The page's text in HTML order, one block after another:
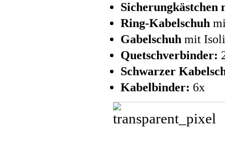
Sicherungkästchen
Ring-Kabelschuh
Gabelschuh mit
Quetschverbinder:
Schwarzer
Kabelbinder: 6x